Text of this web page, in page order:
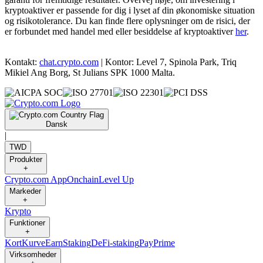
kryptoaktiver er passende for dig i lyset af din økonomiske situation
og risikotolerance. Du kan finde flere oplysninger om de risici, der
er forbundet med handel med eller besiddelse af kryptoaktiverher.
Kontakt: chat.crypto.com | Kontor: Level 7, Spinola Park, Triq
Mikiel Ang Borg, St Julians SPK 1000 Malta.
Dansk
|
TWD
Produkter
+
Crypto.com AppOnchainLevel Up
Markeder
+
Krypto
Funktioner
+
KortKurveEarnStakingDeFi-stakingPayPrime
Virksomheder